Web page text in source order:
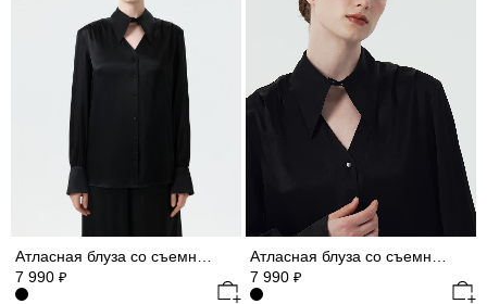
Атласная блуза со съемным воротником (Р158)
7 990 ₽
Атласная блуза со съемным воротником
7 990 ₽